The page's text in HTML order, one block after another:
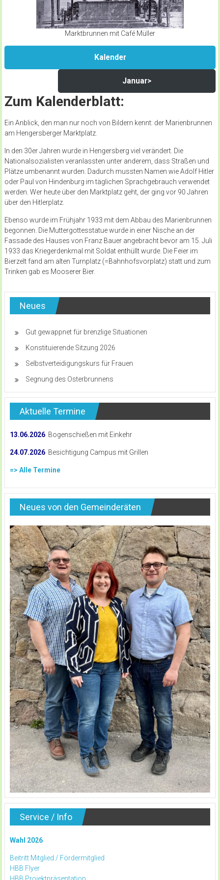
Marktbrunnen mit Café Müller
Kalender
Januar>
Zum Kalenderblatt:
Ein Anblick, den man nur noch von Bildern kennt: der Marienbrunnen
am Hengersberger Marktplatz.
In den 30er Jahren wurde in Hengersberg viel verändert. Die
Nationalsozialisten veranlassten unter anderem, dass Straßen und
Plätze umbenannt wurden. Dadurch mussten Namen wie Adolf Hitler
oder Paul von Hindenburg im täglichen Sprachgebrauch verwendet
werden. Wer heute über den Marktplatz geht, der ging vor 90 Jahren
über den Hitlerplatz.
Ebenso wurde im Frühjahr 1933 mit dem Abbau des Marienbrunnen
begonnen. Die Muttergottesstatue wurde in einer Nische an der
Fassade des Hauses von Franz Bauer angebracht bevor am 15. Juli
1933 das Kriegerdenkmal mit Soldat enthüllt wurde. Die Feier im
Bierzelt fand am alten Turnplatz (=Bahnhofsvorplatz) statt und zum
Trinken gab es Mooserer Bier.
Neues
Gut gewappnet für brenzlige Situationen
Konstituierende Sitzung 2026
Selbstverteidigungskurs für Frauen
Segnung des Osterbrunnens
Aktuelle Termine
13.06.2026 Bogenschießen mit Einkehr
24.07.2026 Besichtigung Campus mit Grillen
=> Alle Termine
Neues von den Gemeinderäten
Service / Info
Wahl 2026
Beitritt Mitglied / Fördermitglied
HBB Flyer